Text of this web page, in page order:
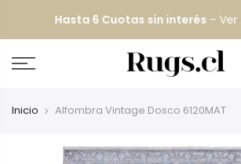
Hasta 6 Cuotas sin interés -
Despacho GRATIStodo Chile
Inicio Alfombra Vintage Dosco 6120MAT